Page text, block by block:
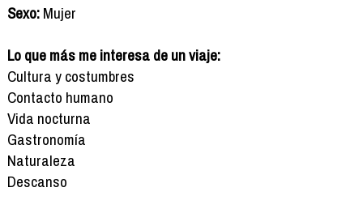
Sexo:Mujer
Lo que más me interesa de un viaje:
Cultura y costumbres
Contacto humano
Vida nocturna
Gastronomía
Naturaleza
Descanso